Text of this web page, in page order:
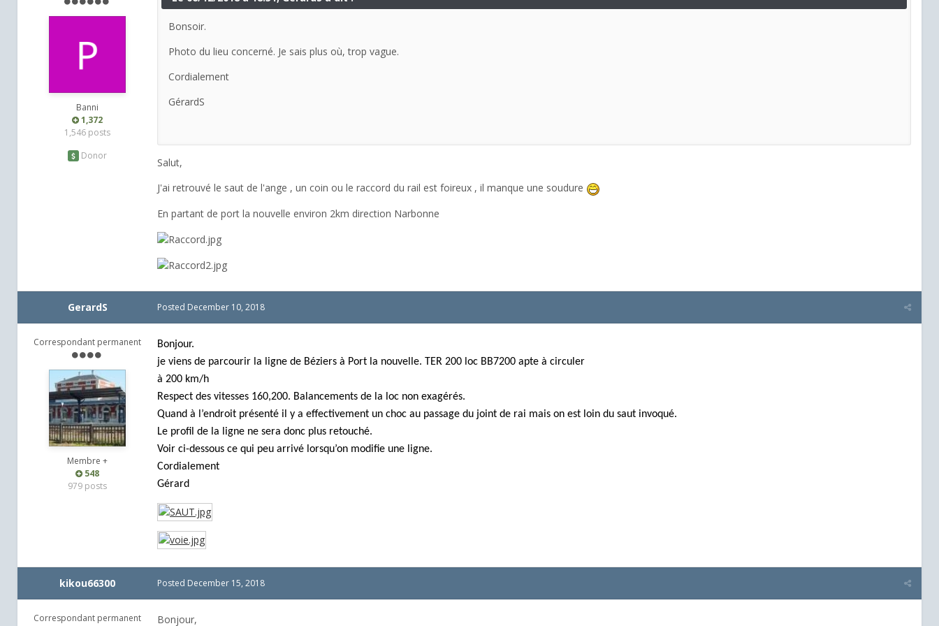
Banni
1,372
1,546 posts
Donor
Bonsoir.
Photo du lieu concerné. Je sais plus où, trop vague.
Cordialement
GérardS
Salut,
J'ai retrouvé le saut de l'ange , un coin ou le raccord du rail est foireux , il manque une soudure
En partant de port la nouvelle environ 2km direction Narbonne
GerardS
Correspondant permanent
Membre +
548
979 posts
Posted December 10, 2018
Bonjour.
je viens de parcourir la ligne de Béziers à Port la nouvelle. TER 200 loc BB7200 apte à circuler
à 200 km/h
Respect des vitesses 160,200. Balancements de la loc non exagérés.
Quand à l’endroit présenté il y a effectivement un choc au passage du joint de rai mais on est loin du saut invoqué.
Le profil de la ligne ne sera donc plus retouché.
Voir ci-dessous ce qui peu arrivé lorsqu’on modifie une ligne.
Cordialement
Gérard
kikou66300
Correspondant permanent
Posted December 15, 2018
Bonjour,